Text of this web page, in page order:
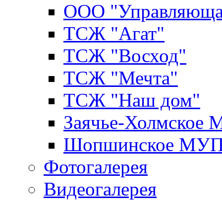
ООО
ТСЖ "Агат"
ТСЖ "Восход"
ТСЖ "Мечта"
ТСЖ "Наш дом"
Заячье-
Шопшинское
Фотогалерея
Видеогалерея